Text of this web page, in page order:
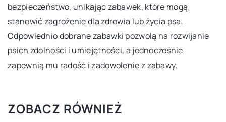
bezpieczeństwo, unikając zabawek, które mogą
stanowić zagrożenie dla zdrowia lub życia psa.
Odpowiednio dobrane zabawki pozwolą na rozwijanie
psich zdolności i umiejętności, a jednocześnie
zapewnią mu radość i zadowolenie z zabawy.
ZOBACZ RÓWNIEŻ